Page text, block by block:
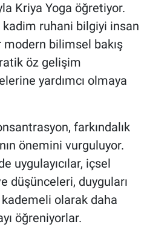
Kriya Yoga öğretiyor.
kadim ruhani bilgiyi insan
bilimsel bakış
öz gelişim
yardımcı olmaya
farkındalık
önemini vurguluyor.
uygulayıcılar, içsel
düşünceleri, duyguları
olarak daha
öğreniyorlar.